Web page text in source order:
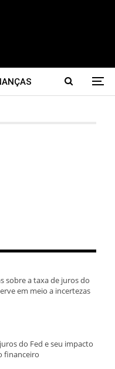
sobre a taxa de juros do
em meio a incertezas
do Fed e seu impacto
financeiro